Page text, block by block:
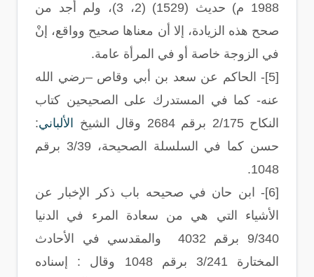
1988 م) حديث (1529) (2، 3)، ولم أجد من
صحح هذه الزيادة، إلا أن معناها صحيح وواقع، إنْ
في الزوجة خاصة أو في المرأة عامة.
[5]-
الحاكم عن سعد بن أبي وقاص –رضي الله
عنه- كما في المستدرك على الصحيحين كتاب
النكاح 2/175 برقم 2684 وقال الشيخ
الألباني:
حسن كما في السلسلة الصحيحة، 3/39 برقم
1048
.
[6]-
ابن حان في صحيحه باب ذكر الإخبار عن
الأشياء التي هي من سعادة المرء في الدنيا
9/340 برقم 4032
والمقدسي في الأحادث
المختارة 3/241 برقم 1048 وقال : إسناده